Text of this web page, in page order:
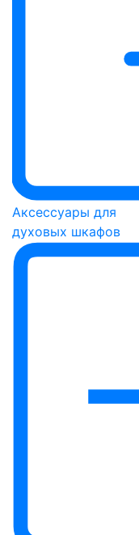
Аксессуары для
духовых шкафов